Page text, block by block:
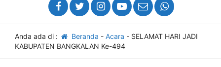
Anda ada di : Beranda - Acara - SELAMAT HARI JADI
KABUPATEN BANGKALAN Ke-494